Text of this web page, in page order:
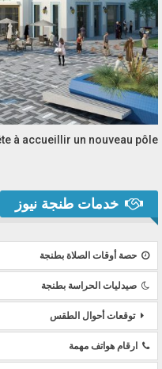
à accueillir un nouveau pôle…
خدمات طنجة نيوز
حصة أوقات الصلاة بطنجة
صيدليات الحراسة بطنجة
توقعات أحوال الطقس
ارقام هواتف مهمة